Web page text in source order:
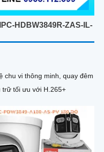
HDBW3849R-ZAS-IL-
chu vi thông minh, quay đêm
trữ tối ưu với H.265+